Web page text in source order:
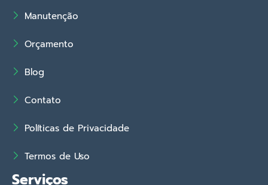
Manutenção
Orçamento
Blog
Contato
Políticas de Privacidade
Termos de Uso
Serviços